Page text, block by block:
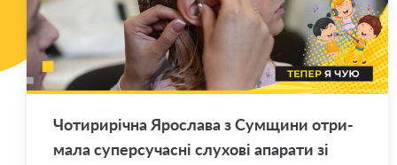
Чо­ти­рирічна Яро­сла­ва з Сум­щи­ни от­ри­
ма­ла су­пер­су­часні слу­хові апа­ра­ти зі